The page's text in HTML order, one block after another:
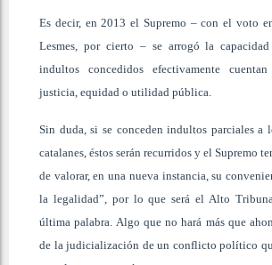
Es decir, en 2013 el Supremo – con el voto
Lesmes, por cierto – se arrogó la
indultos concedidos efectivamente
justicia, equidad o utilidad pública.
Sin duda, si se conceden indultos parciales a
catalanes, éstos serán recurridos y el Supremo
de valorar, en una nueva instancia, su
la legalidad”, por lo que será el Alto
última palabra. Algo que no hará más que
de la judicialización de un conflicto político